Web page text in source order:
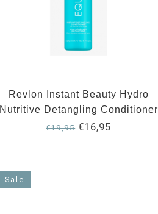
Revlon Instant Beauty Hydro
Nutritive Detangling Conditioner
500ml
€19,95€16,95
Sale